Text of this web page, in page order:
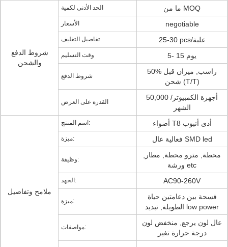
شروط الدفع
والشحن
الحد الأدنى لكمية ما من MOQ
الأسعار negotiable
تفاصيل التغليف 25-30 pcs/علبة
وقت التسليم 5- 15 يوم
شروط الدفع
50% راسب, ميزان قبل
شحن (T/T)
القدرة على العرض
50,000 أجهزة الكمبيوتر/
الشهر
ملامح وتفاصيل
اسم المنتج: أضواء T8 أدى أنبوب
ميزة: فعالية عال SMD led
وظيفة:
محطة, مترو محطة, مطار,
ورشة etc
الجهد: AC90-260V
ميزة:
فسحة بين دعامتين حياة
الطويلة, تبديد low power
مواصفات:
عال لون يرجع, منخفض لون
درجة حرارة تغير